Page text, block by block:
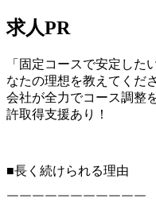
求人PR
「固定コースで安定した
なたの理想を教えてくだ
会社が全力でコース調整
許取得支援あり！
■長く続けられる理由
￣￣￣￣￣￣￣￣￣￣￣